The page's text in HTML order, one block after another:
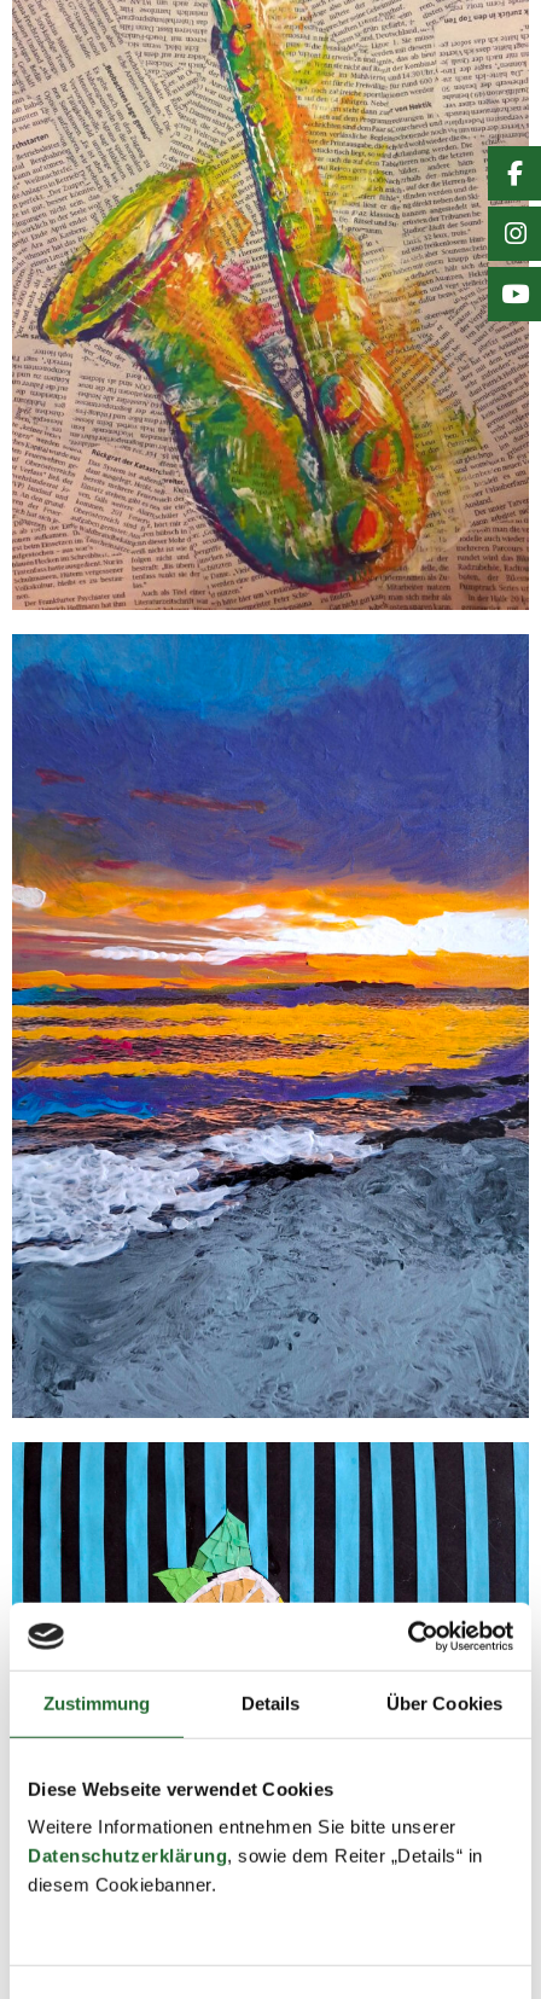
Zustimmung Details Über Cookies
Diese Webseite verwendet Cookies
Weitere Informationen entnehmen Sie bitte unserer
Datenschutzerklärung, sowie dem Reiter „Details“ in
diesem Cookiebanner.